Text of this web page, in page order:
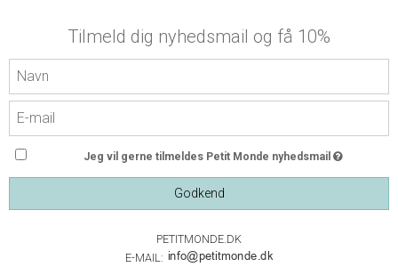
Tilmeld dig nyhedsmail og få 10%
Jeg vil gerne tilmeldes Petit Monde nyhedsmail
Godkend
PETITMONDE.DK
E-MAIL: